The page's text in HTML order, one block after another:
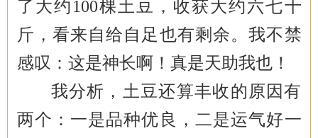
了大约100棵土豆，收获大约六七十
斤，看来自给自足也有剩余。我不禁
感叹：这是神长啊！真是天助我也！
我分析，土豆还算丰收的原因有
两个：一是品种优良，二是运气好一